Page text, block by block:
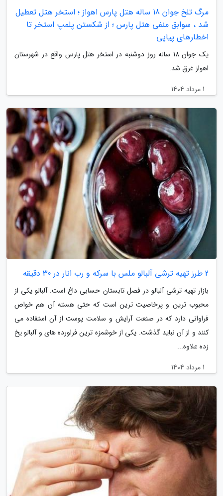
مرگ تلخ جوان 18 ساله هتل پارس اهواز ؛ استخر هتل تعطیل
شد ، سوابق منفی هتل پارس ؛ از شکستن پلمپ استخر تا
اخطارهای پیاپی
یک جوان 18 ساله روز دوشنبه در استخر هتل پارس واقع در شهرستان
اهواز غرق شد.
1 مرداد 1404
2 طرز تهیه ترشی آلبالو ملس با سرکه و رب انار در 30 دقیقه
بازار تهیه ترشی آلبالو در فصل تابستان حسابی داغ است. آلبالو یکی از
محبوب ترین و پرخاصیت ترین است که حتی هسته آن هم خواص
فراوانی دارد که در صنعت آرایش و سلامت پوست از آن استفاده می
کنند و از آن نباید گذشت. یکی از خوشمزه ترین فراورده های و آلبالو یخ
زده علاوه...
1 مرداد 1404